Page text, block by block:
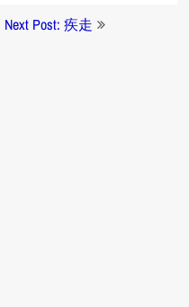
Next Post: 疾走